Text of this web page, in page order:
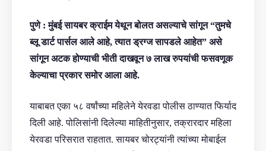
पुणे : मुंबई सायबर क्राईम येथून बोलत असल्याचे सांगून “तुमचे
ब्लू डार्ट पार्सल आले आहे, त्यात ड्रग्ज सापडले आहेत” असे
सांगून अटक होण्याची भीती दाखवून ७ लाख रुपयांची फसवणूक
केल्याचा प्रकार समोर आला आहे.
याबाबत एका ५८ वर्षांच्या महिलेने येरवडा पोलीस ठाण्यात फिर्याद
दिली आहे. पोलिसांनी दिलेल्या माहितीनुसार, तक्रारदार महिला
येरवडा परिसरात राहतात. सायबर चोरट्यांनी त्यांच्या मोबाईल